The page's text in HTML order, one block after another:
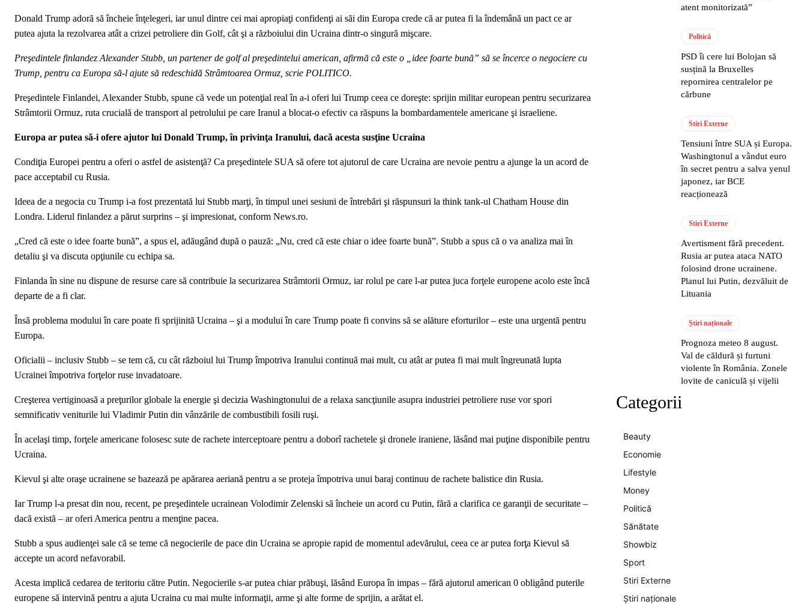
Donald Trump adoră să încheie înţelegeri, iar unul dintre cei mai apropiaţi confidenţi ai săi din Europa crede că ar putea fi la îndemână un pact ce ar
putea ajuta la rezolvarea atât a crizei petroliere din Golf, cât şi a războiului din Ucraina dintr-o singură mişcare.
Preşedintele finlandez Alexander Stubb, un partener de golf al preşedintelui american, afirmă că este o „idee foarte bună” să se încerce o negociere cu
Trump, pentru ca Europa să-l ajute să redeschidă Strâmtoarea Ormuz, scrie POLITICO.
Preşedintele Finlandei, Alexander Stubb, spune că vede un potenţial real în a-i oferi lui Trump ceea ce doreşte: sprijin militar european pentru securizarea
Strâmtorii Ormuz, ruta crucială de transport al petrolului pe care Iranul a blocat-o efectiv ca răspuns la bombardamentele americane şi israeliene.
Europa ar putea să-i ofere ajutor lui Donald Trump, în privinţa Iranului, dacă acesta susţine Ucraina
Condiţia Europei pentru a oferi o astfel de asistenţă? Ca preşedintele SUA să ofere tot ajutorul de care Ucraina are nevoie pentru a ajunge la un acord de
pace acceptabil cu Rusia.
Ideea de a negocia cu Trump i-a fost prezentată lui Stubb marţi, în timpul unei sesiuni de întrebări şi răspunsuri la think tank-ul Chatham House din
Londra. Liderul finlandez a părut surprins – şi impresionat, conform News.ro.
„Cred că este o idee foarte bună”, a spus el, adăugând după o pauză: „Nu, cred că este chiar o idee foarte bună”. Stubb a spus că o va analiza mai în
detaliu şi va discuta opţiunile cu echipa sa.
Finlanda în sine nu dispune de resurse care să contribuie la securizarea Strâmtorii Ormuz, iar rolul pe care l-ar putea juca forţele europene acolo este încă
departe de a fi clar.
Însă problema modului în care poate fi sprijinită Ucraina – şi a modului în care Trump poate fi convins să se alăture eforturilor – este una urgentă pentru
Europa.
Oficialii – inclusiv Stubb – se tem că, cu cât războiul lui Trump împotriva Iranului continuă mai mult, cu atât ar putea fi mai mult îngreunată lupta
Ucrainei împotriva forţelor ruse invadatoare.
Creşterea vertiginoasă a preţurilor globale la energie şi decizia Washingtonului de a relaxa sancţiunile asupra industriei petroliere ruse vor spori
semnificativ veniturile lui Vladimir Putin din vânzările de combustibili fosili ruşi.
În acelaşi timp, forţele americane folosesc sute de rachete interceptoare pentru a doborî rachetele şi dronele iraniene, lăsând mai puţine disponibile pentru
Ucraina.
Kievul şi alte oraşe ucrainene se bazează pe apărarea aeriană pentru a se proteja împotriva unui baraj continuu de rachete balistice din Rusia.
Iar Trump l-a presat din nou, recent, pe preşedintele ucrainean Volodimir Zelenski să încheie un acord cu Putin, fără a clarifica ce garanţii de securitate –
dacă există – ar oferi America pentru a menţine pacea.
Stubb a spus audienţei sale că se teme că negocierile de pace din Ucraina se apropie rapid de momentul adevărului, ceea ce ar putea forţa Kievul să
accepte un acord nefavorabil.
Acesta implică cedarea de teritoriu către Putin. Negocierile s-ar putea chiar prăbuşi, lăsând Europa în impas – fără ajutorul american 0 obligând puterile
europene să intervină pentru a ajuta Ucraina cu mai multe informaţii, arme şi alte forme de sprijin, a arătat el.
atent monitorizată”
Politică
PSD îi cere lui Bolojan să
susțină la Bruxelles
repornirea centralelor pe
cărbune
Stiri Externe
Tensiuni între SUA și Europa.
Washingtonul a vândut euro
în secret pentru a salva yenul
japonez, iar BCE
reacționează
Stiri Externe
Avertisment fără precedent.
Rusia ar putea ataca NATO
folosind drone ucrainene.
Planul lui Putin, dezvăluit de
Lituania
Știri naționale
Prognoza meteo 8 august.
Val de căldură și furtuni
violente în România. Zonele
lovite de caniculă și vijelii
Categorii
Beauty
Economie
Lifestyle
Money
Politică
Sănătate
Showbiz
Sport
Stiri Externe
Știri naționale